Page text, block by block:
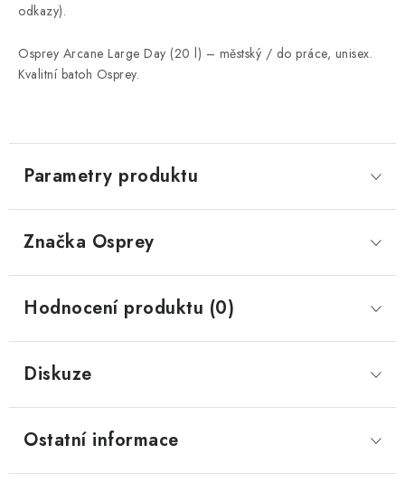
odkazy).
Osprey Arcane Large Day (20 l) – městský / do práce, unisex.
Kvalitní batoh Osprey.
Parametry produktu
Značka Osprey
Hodnocení produktu (0)
Diskuze
Ostatní informace